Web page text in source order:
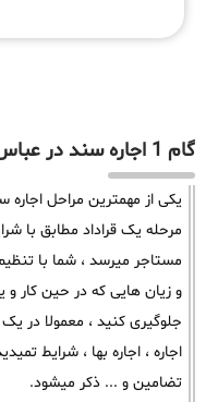
گام 1 اجاره سند در عباس‌آباد (عقد قرارداد)
یکی از مهمترین مراحل اجاره
مرحله یک قراداد مطابق با
مستاجر میرسد ، شما با
و زیان هایی که در حین کار و
جلوگیری کنید ، معمولا در
اجاره ، اجاره بها ، شرایط
تضامین و ... ذکر میشود.